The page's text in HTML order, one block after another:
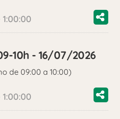
10h - 16/07/2026
de 09:00 a 10:00)